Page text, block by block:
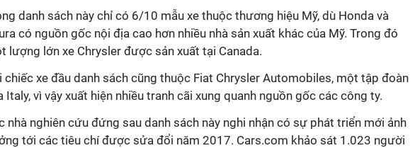
danh sách này chỉ có 6/10 mẫu xe thuộc thương hiệu Mỹ, dù Honda và
có nguồn gốc nội địa cao hơn nhiều nhà sản xuất khác của Mỹ. Trong đó
lượng lớn xe Chrysler được sản xuất tại Canada.
chiếc xe đầu danh sách cũng thuộc Fiat Chrysler Automobiles, một tập đoàn
Italy, vì vậy xuất hiện nhiều tranh cãi xung quanh nguồn gốc các công ty.
nhà nghiên cứu đứng sau danh sách này nghi nhận có sự phát triển mới ảnh
tới các tiêu chí được sửa đổi năm 2017. Cars.com khảo sát 1.023 người